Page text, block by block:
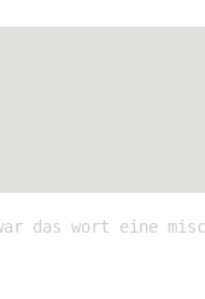
das wort eine